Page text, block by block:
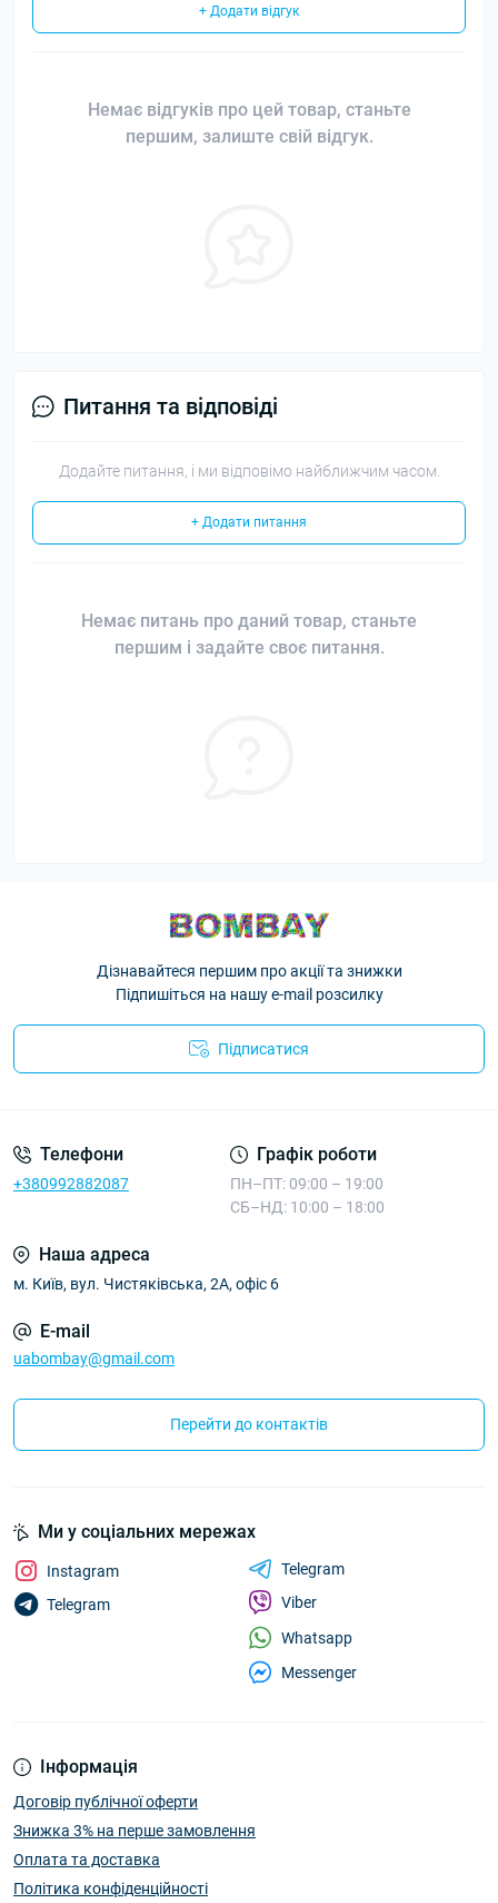
+ Додати відгук
Немає відгуків про цей товар, станьте
першим, залиште свій відгук.
Питання та відповіді
Додайте питання, і ми відповімо найближчим часом.
+ Додати питання
Немає питань про даний товар, станьте
першим і задайте своє питання.
Дізнавайтеся першим про акції та знижки
Підпишіться на нашу e-mail розсилку
Підписатися
Телефони
+380992882087
Графік роботи
ПН–ПТ: 09:00 – 19:00
СБ–НД: 10:00 – 18:00
Наша адреса
м. Київ, вул. Чистяківська, 2А, офіс 6
E-mail
uabombay@gmail.com
Перейти до контактів
Інформація
Договір публічної оферти
Знижка 3% на перше замовлення
Оплата та доставка
Політика конфіденційності
Ми у соціальних мережах
Instagram
Telegram
Telegram
Viber
Whatsapp
Messenger